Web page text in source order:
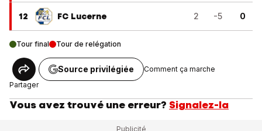
12 FC Lucerne 2 -5 0
Tour final Tour de relégation
Partager
Source privilégiée Comment ça marche
Vous avez trouvé une erreur? Signalez-la